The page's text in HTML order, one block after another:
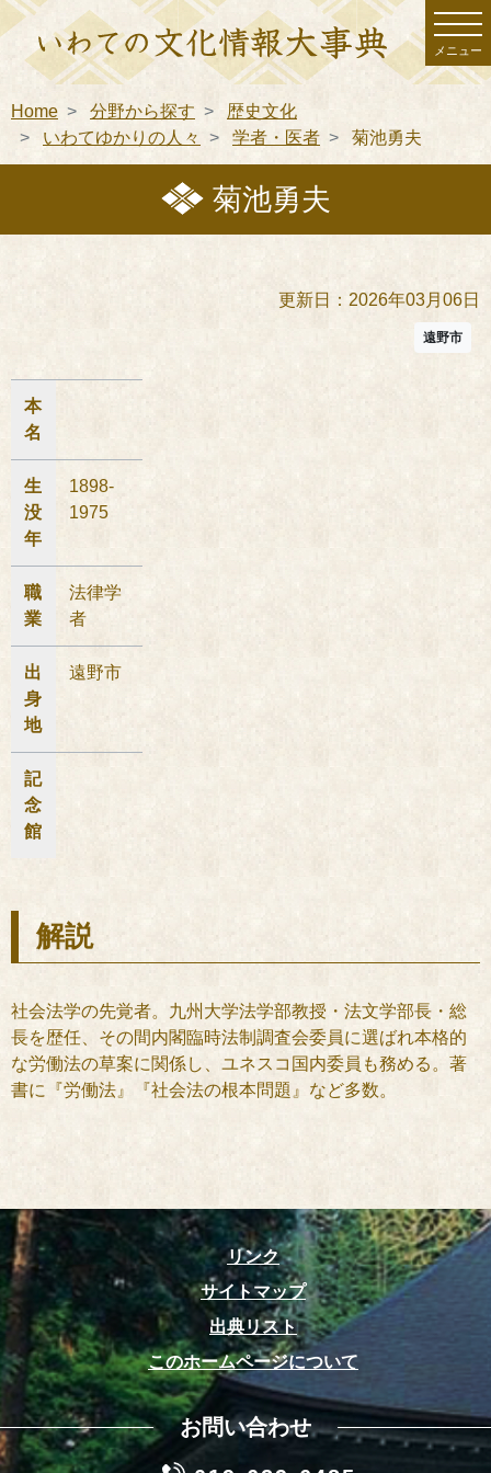
メニュー
Home 分野から探す
歴史文化
いわてゆかりの人々
学者・医者 菊池勇夫
菊池勇夫
更新日：2026年03月06日
遠野市
本
名
生
没
年
1898-
1975
職
業
法律学
者
出
身
地
遠野市
記
念
館
解説
社会法学の先覚者。九州大学法学部教授・法文学部長・総
長を歴任、その間内閣臨時法制調査会委員に選ばれ本格的
な労働法の草案に関係し、ユネスコ国内委員も務める。著
書に『労働法』『社会法の根本問題』など多数。
リンク
サイトマップ
出典リスト
このホームページについて
お問い合わせ